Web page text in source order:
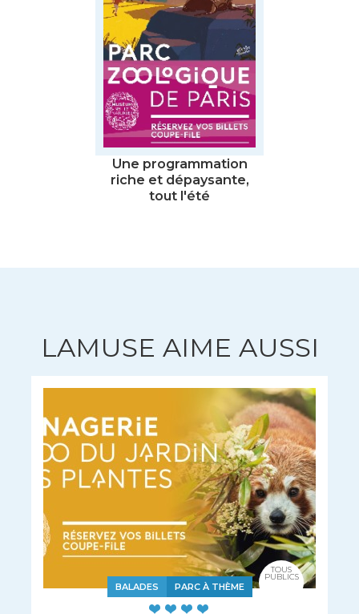
Une programmation
riche et dépaysante,
tout l'été
LAMUSE AIME AUSSI
BALADES PARC À THÈME
TOUS
PUBLICS